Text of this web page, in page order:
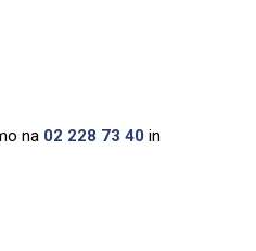
na 02 228 73 40 in